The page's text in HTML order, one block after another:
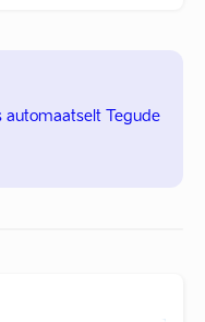
automaatselt Tegude